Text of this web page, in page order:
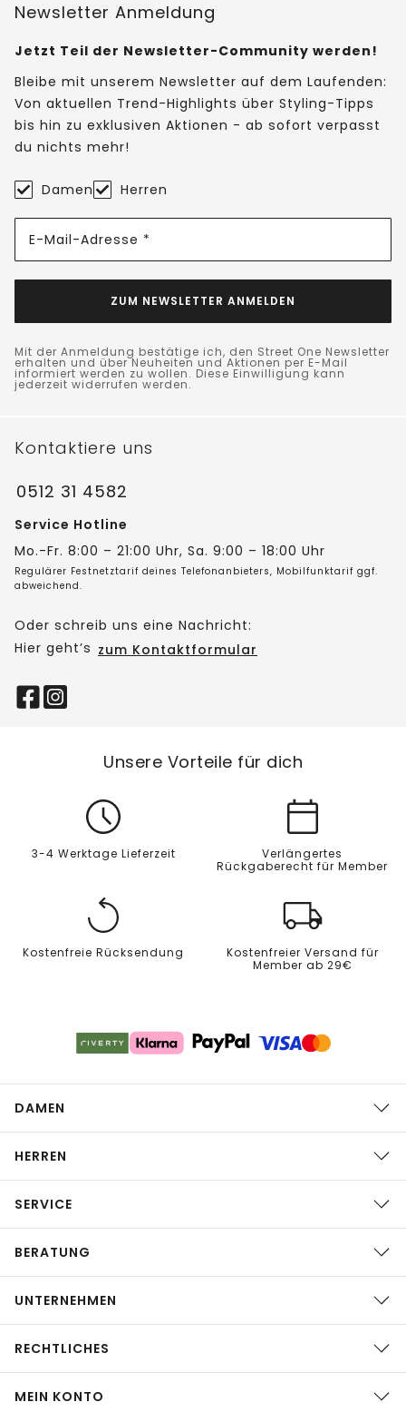
Newsletter Anmeldung
Jetzt Teil der Newsletter-Community werden!
Bleibe mit unserem Newsletter auf dem Laufenden:
Von aktuellen Trend-Highlights über Styling-Tipps
bis hin zu exklusiven Aktionen - ab sofort verpasst
du nichts mehr!
Damen Herren
E-Mail-Adresse *
ZUM NEWSLETTER ANMELDEN
Mit der Anmeldung bestätige ich, den Street One Newsletter
erhalten und über Neuheiten und Aktionen per E-Mail
informiert werden zu wollen. Diese Einwilligung kann
jederzeit widerrufen werden.
Kontaktiere uns
0512 31 4582
Service Hotline
Mo.-Fr. 8:00 – 21:00 Uhr, Sa. 9:00 – 18:00 Uhr
Regulärer Festnetztarif deines Telefonanbieters, Mobilfunktarif ggf.
abweichend.
Oder schreib uns eine Nachricht:
Hier geht’s zum Kontaktformular
Unsere Vorteile für dich
3-4 Werktage Lieferzeit
Verlängertes
Rückgaberecht für Member
Kostenfreie Rücksendung
Kostenfreier Versand für
Member ab 29€
DAMEN
HERREN
SERVICE
BERATUNG
UNTERNEHMEN
RECHTLICHES
MEIN KONTO